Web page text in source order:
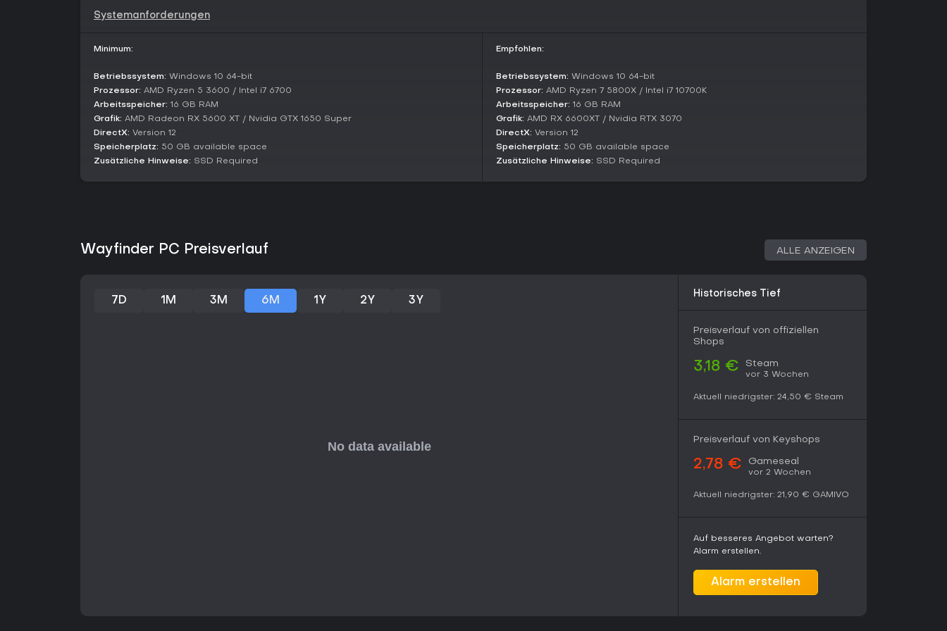
und halten das Spiel lebendig. Der Wechsel von MMO-Struktur zu fokussiertem
Stand Anfang 2026 wird der Titel weiter aktiv gepflegt, inklusive saisonaler Events
mit zeitlich begrenzten Challenges und Rewards. Spieler-Feedback floss in
Anpassungen wie bessere Loot-Verteilung und UI-Verbesserungen ein, sodass
Wayfinder im Action-RPG-Bereich frisch bleibt.
Lohnt es sich?
Anpassung und Loot-Systemen mögen - vor allem mit einer kleinen
Für Solospieler lohnt sich die skalierbare Schwierigkeit, auch wenn Koop am
schnelle Teamkämpfe liebt, findet hier eine solide Erfahrung ohne ständige
Systemanforderungen
Minimum:
Betriebssystem: Windows 10 64-bit
Prozessor: AMD Ryzen 5 3600 / Intel i7 6700
Arbeitsspeicher: 16 GB RAM
Grafik: AMD Radeon RX 5600 XT / Nvidia GTX 1650 Super
DirectX: Version 12
Speicherplatz: 50 GB available space
Zusätzliche Hinweise: SSD Required
Empfohlen:
Betriebssystem: Windows 10 64-bit
Prozessor: AMD Ryzen 7 5800X / Intel i7 10700K
Arbeitsspeicher: 16 GB RAM
Grafik: AMD RX 6600XT / Nvidia RTX 3070
DirectX: Version 12
Speicherplatz: 50 GB available space
Zusätzliche Hinweise: SSD Required
Wayfinder PC Preisverlauf ALLE ANZEIGEN
7D 1M 3M 6M 1Y 2Y 3Y
Historisches Tief
Preisverlauf von offiziellen
Shops
3,18 € Steam
vor 3 Wochen
Aktuell niedrigster: 24,50 € Steam
Preisverlauf von Keyshops
2,78 € Gameseal
vor 2 Wochen
Aktuell niedrigster: 21,90 € GAMIVO
Auf besseres Angebot warten?
Alarm erstellen.
Alarm erstellen